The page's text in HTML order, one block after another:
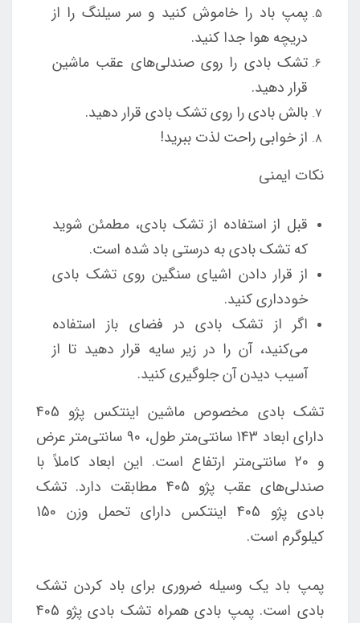
پمپ باد را خاموش کنید و سر سیلنگ را از
دریچه هوا جدا کنید.
تشک بادی را روی صندلی‌های عقب ماشین
قرار دهید.
بالش بادی را روی تشک بادی قرار دهید.
از خوابی راحت لذت ببرید!
نکات ایمنی
قبل از استفاده از تشک بادی، مطمئن شوید
که تشک بادی به درستی باد شده است.
از قرار دادن اشیای سنگین روی تشک بادی
خودداری کنید.
اگر از تشک بادی در فضای باز استفاده
می‌کنید، آن را در زیر سایه قرار دهید تا از
آسیب دیدن آن جلوگیری کنید.
تشک بادی مخصوص ماشین اینتکس پژو 405
دارای ابعاد 143 سانتی‌متر طول، 90 سانتی‌متر عرض
و 20 سانتی‌متر ارتفاع است. این ابعاد کاملاً با
صندلی‌های عقب پژو 405 مطابقت دارد. تشک
بادی پژو 405 اینتکس دارای تحمل وزن 150
کیلوگرم است.
پمپ باد یک وسیله ضروری برای باد کردن تشک
بادی است. پمپ بادی همراه تشک بادی پژو 405